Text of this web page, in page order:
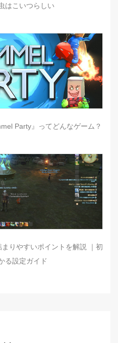
はこいつらしい
Party』ってどんなゲーム？
まりやすいポイントを解説 ｜初
る設定ガイド